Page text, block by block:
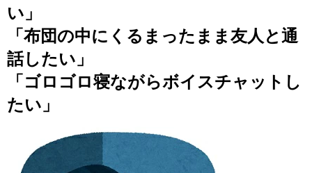
い」
「布団の中にくるまったまま友人と通
話したい」
「ゴロゴロ寝ながらボイスチャットし
たい」